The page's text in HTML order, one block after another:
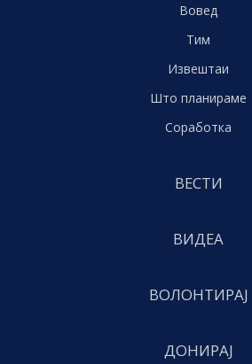
Вовед
Тим
Извештаи
Што планираме
Соработка
ВЕСТИ
ВИДЕА
ВОЛОНТИРАЈ
ДОНИРАЈ